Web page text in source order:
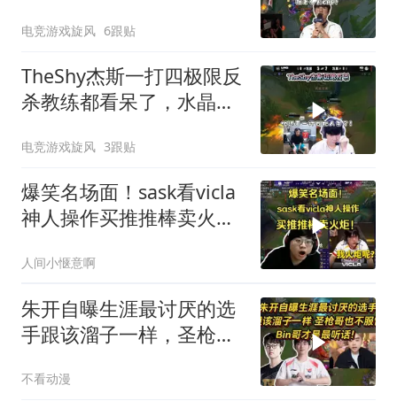
对位差距！
电竞游戏旋风 6跟贴
TheShy杰斯一打四极限反
杀教练都看呆了，水晶
算了，他还要一打四把人
杀了！
电竞游戏旋风 3跟贴
爆笑名场面！sask看vicla
神人操作买推推棒卖火炬
人间小惬意啊
朱开自曝生涯最讨厌的选
手跟该溜子一样，圣枪也
不看动漫